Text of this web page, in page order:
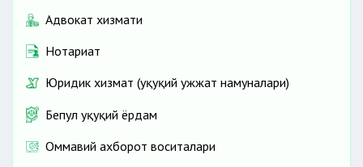
Адвокат хизмати
Нотариат
Юридик хизмат (ҳуқуқий ҳужжат намуналари)
Бепул ҳуқуқий ёрдам
Оммавий ахборот воситалари